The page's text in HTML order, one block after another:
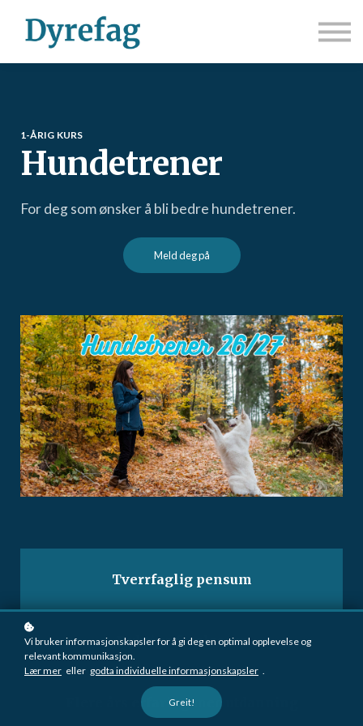
Kurskatalog
1-ÅRIG KURS
Hundetrener
For deg som ønsker å bli bedre hundetrener.
Meld deg på
Tverrfaglig pensum
Dyktige forelesere
Flere års erfaring med utdanning
Vi bruker informasjonskapsler for å gi deg en optimal opplevelse og
relevant kommunikasjon.
Lær mer eller godta individuelle informasjonskapsler .
Greit!